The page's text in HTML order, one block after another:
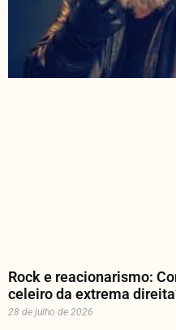
Rock e reacionarismo:
celeiro da extrema
28 de julho de 2026